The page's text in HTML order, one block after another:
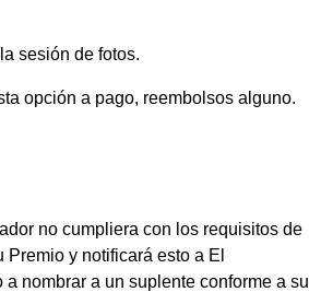
sesión de fotos.
opción a pago, reembolsos alguno.
no cumpliera con los requisitos de
y notificará esto a El
nombrar a un suplente conforme a su